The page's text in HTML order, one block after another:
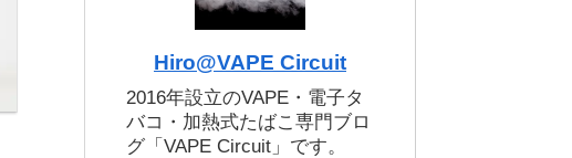
Hiro@VAPE Circuit
2016年設立のVAPE・電子タ
バコ・加熱式たばこ専門ブロ
グ「VAPE Circuit」です。